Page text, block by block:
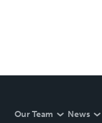
Our Team News